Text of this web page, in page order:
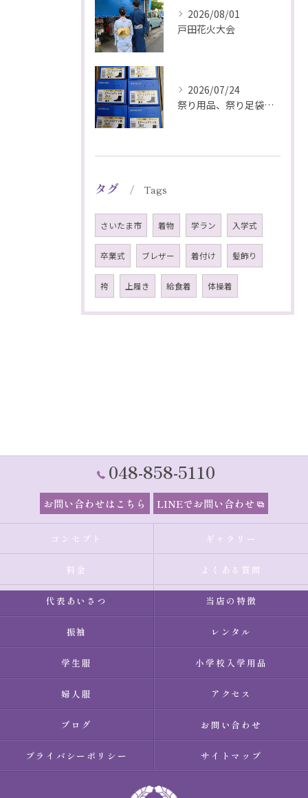
2026/08/01
戸田花火大会
2026/07/24
祭り用品、祭り足袋特価販売中
タグ Tags
さいたま市 着物 学ラン 入学式
卒業式 ブレザー 着付け 髪飾り
袴 上履き 給食着 体操着
048-858-5110
お問い合わせはこちら LINEでお問い合わせ
コンセプト ギャラリー
料金 よくある質問
代表あいさつ 当店の特徴
振袖 レンタル
学生服 小学校入学用品
婦人服 アクセス
ブログ お問い合わせ
プライバシーポリシー サイトマップ